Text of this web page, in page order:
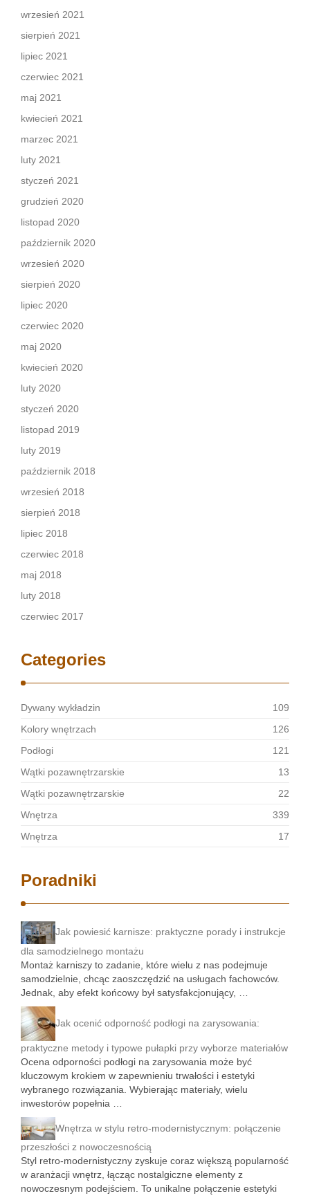
wrzesień 2021
sierpień 2021
lipiec 2021
czerwiec 2021
maj 2021
kwiecień 2021
marzec 2021
luty 2021
styczeń 2021
grudzień 2020
listopad 2020
październik 2020
wrzesień 2020
sierpień 2020
lipiec 2020
czerwiec 2020
maj 2020
kwiecień 2020
luty 2020
styczeń 2020
listopad 2019
luty 2019
październik 2018
wrzesień 2018
sierpień 2018
lipiec 2018
czerwiec 2018
maj 2018
luty 2018
czerwiec 2017
Categories
Dywany wykładzin
109
Kolory wnętrzach
126
Podłogi
121
Wątki pozawnętrzarskie
13
Wątki pozawnętrzarskie
22
Wnętrza
339
Wnętrza
17
Poradniki
Jak powiesić karnisze: praktyczne porady i instrukcje
dla samodzielnego montażu
Montaż karniszy to zadanie, które wielu z nas podejmuje
samodzielnie, chcąc zaoszczędzić na usługach fachowców.
Jednak, aby efekt końcowy był satysfakcjonujący, …
Jak ocenić odporność podłogi na zarysowania:
praktyczne metody i typowe pułapki przy wyborze materiałów
Ocena odporności podłogi na zarysowania może być
kluczowym krokiem w zapewnieniu trwałości i estetyki
wybranego rozwiązania. Wybierając materiały, wielu
inwestorów popełnia …
Wnętrza w stylu retro-modernistycznym: połączenie
przeszłości z nowoczesnością
Styl retro-modernistyczny zyskuje coraz większą popularność
w aranżacji wnętrz, łącząc nostalgiczne elementy z
nowoczesnym podejściem. To unikalne połączenie estetyki